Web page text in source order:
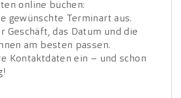
online buchen:
gewünschte Terminart aus.
Geschäft, das Datum und die
am besten passen.
Kontaktdaten ein – und schon